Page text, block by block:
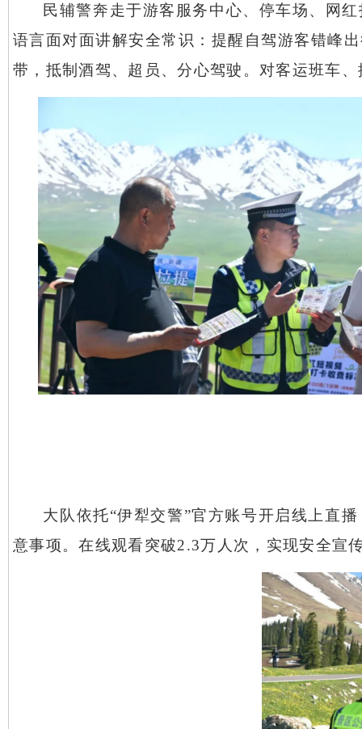
民辅警奔走于游客服务中心、停车场、网
语言面对面讲解安全常识：提醒自驾游客错峰
带，抵制酒驾、超员、分心驾驶。对客运班车
大队依托“伊犁交警”官方账号开启线上直
意事项。在线观看突破2.3万人次，实现安全宣